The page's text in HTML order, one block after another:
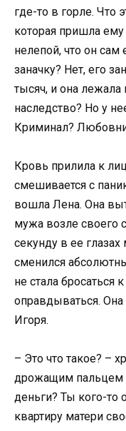
где-то в горле. Что
которая пришла
нелепой, что он сам
заначку? Нет, его
тысяч, и она лежала
наследство? Но у
Криминал?
Кровь прилила к
смешивается с
вошла Лена. Она
мужа возле своего
секунду в ее
сменился
не стала бросаться
оправдываться. Она
Игоря.
– Это что такое? –
дрожащим пальцем
деньги? Ты кого-то
квартиру матери